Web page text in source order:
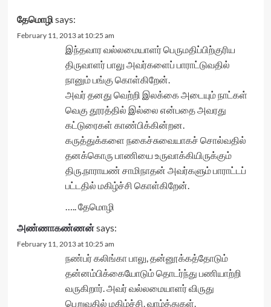
தேமொழிsays:
February 11, 2013 at 10:25 am
இந்தவார வல்லமையாளர் பெருமதிப்பிற்குரிய
திருவாளர் பாலு அவர்களைப் பாராட்டுவதில்
நானும் பங்கு கொள்கிறேன்.
அவர் தனது வெற்றி இலக்கை அடையும் நாட்கள்
வெகு தூரத்தில் இல்லை என்பதை அவரது
கட்டுரைகள் காண்பிக்கின்றன.
கருத்துக்களை நகைச்சுவையாகச் சொல்வதில்
தனக்கொரு பாணியை உருவாக்கியிருக்கும்
திரு.நாராயண் சாமிநாதன் அவர்களும் பாராட்டப்
பட்டதில் மகிழ்ச்சி கொள்கிறேன்.
….. தேமொழி
அண்ணாகண்ணன்says:
February 11, 2013 at 10:25 am
நண்பர் கலிங்கா பாலு, தன்னூக்கத்தோடும்
தன்னம்பிக்கையோடும் தொடர்ந்து பணியாற்றி
வருகிறார். அவர் வல்லமையாளர் விருது
பெறுவதில் மகிழ்ச்சி. வாழ்த்துகள்.